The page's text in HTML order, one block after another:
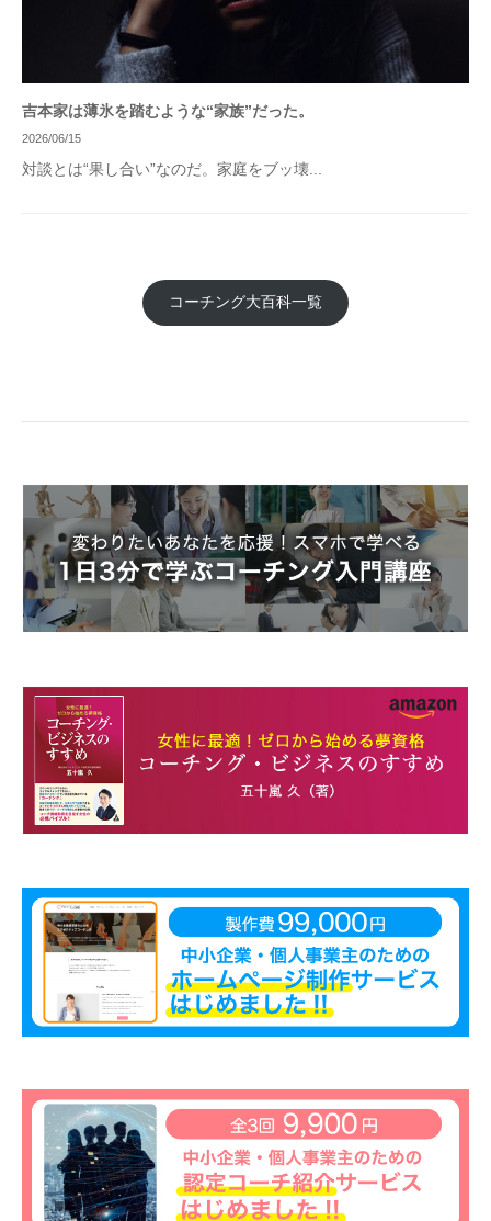
吉本家は薄氷を踏むような“家族”だった。
2026/06/15
対談とは“果し合い”なのだ。家庭をブッ壊...
コーチング大百科一覧